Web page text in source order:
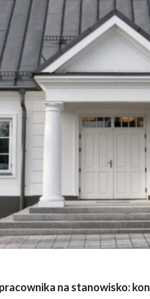
na stanowisko: